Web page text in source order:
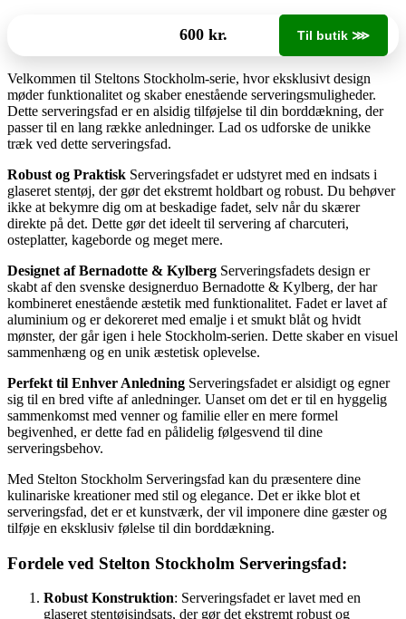
600 kr. Til butik ⋙
Velkommen til Steltons Stockholm-serie, hvor eksklusivt design
møder funktionalitet og skaber enestående serveringsmuligheder.
Dette serveringsfad er en alsidig tilføjelse til din borddækning, der
passer til en lang række anledninger. Lad os udforske de unikke
træk ved dette serveringsfad.
Robust og Praktisk Serveringsfadet er udstyret med en indsats i
glaseret stentøj, der gør det ekstremt holdbart og robust. Du behøver
ikke at bekymre dig om at beskadige fadet, selv når du skærer
direkte på det. Dette gør det ideelt til servering af charcuteri,
osteplatter, kageborde og meget mere.
Designet af Bernadotte & Kylberg Serveringsfadets design er
skabt af den svenske designerduo Bernadotte & Kylberg, der har
kombineret enestående æstetik med funktionalitet. Fadet er lavet af
aluminium og er dekoreret med emalje i et smukt blåt og hvidt
mønster, der går igen i hele Stockholm-serien. Dette skaber en visuel
sammenhæng og en unik æstetisk oplevelse.
Perfekt til Enhver Anledning Serveringsfadet er alsidigt og egner
sig til en bred vifte af anledninger. Uanset om det er til en hyggelig
sammenkomst med venner og familie eller en mere formel
begivenhed, er dette fad en pålidelig følgesvend til dine
serveringsbehov.
Med Stelton Stockholm Serveringsfad kan du præsentere dine
kulinariske kreationer med stil og elegance. Det er ikke blot et
serveringsfad, det er et kunstværk, der vil imponere dine gæster og
tilføje en eksklusiv følelse til din borddækning.
Fordele ved Stelton Stockholm Serveringsfad:
Robust Konstruktion: Serveringsfadet er lavet med en
glaseret stentøjsindsats, der gør det ekstremt robust og